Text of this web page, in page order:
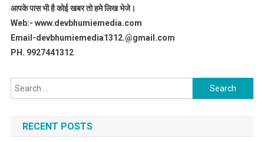
आपके पास भी है कोई खबर तो हमे लिख भेजे।
Web:- www.devbhumiemedia.com
Email-devbhumiemedia1312.@gmail.com
PH. 9927441312
Search
for:
RECENT POSTS